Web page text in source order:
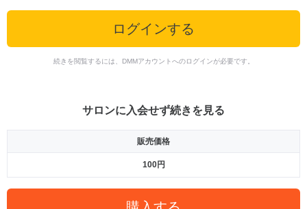
ログインする
続きを閲覧するには、DMMアカウントへのログインが必要です。
サロンに入会せず続きを見る
販売価格
100円